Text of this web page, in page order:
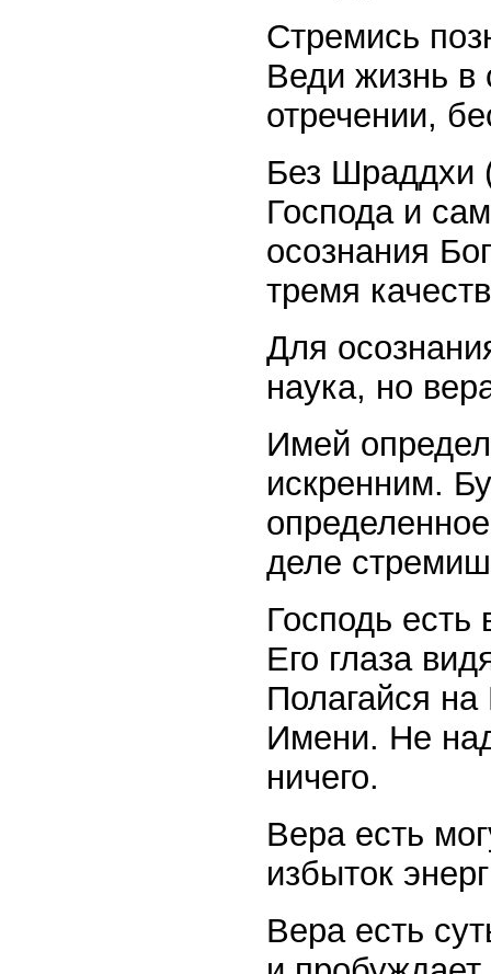
Стремись
Веди жизнь в
отречении,
Без Шраддхи
Господа и
осознания
тремя
Для
наука, но
Имей
искренним.
деле
Господь
Его глаза
Полагайся
Имени. Не
ничего.
Вера есть
избыток
Вера есть